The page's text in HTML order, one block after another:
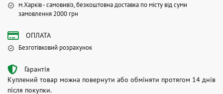
м.Харків - самовивіз, безкоштовна доставка по місту від суми
замовлення 2000 грн
ОПЛАТА
Безготівковий розрахунок
Гарантія
Куплений товар можна повернути або обміняти протягом 14 днів
після покупки.